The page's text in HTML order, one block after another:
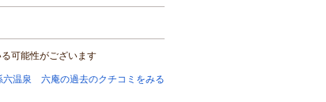
可能性がございます
六温泉 六庵の過去のクチコミをみる